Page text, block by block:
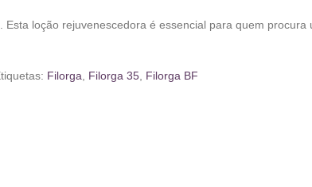
Esta loção rejuvenescedora é essencial para quem procura
Filorga Filorga 35 Filorga BF